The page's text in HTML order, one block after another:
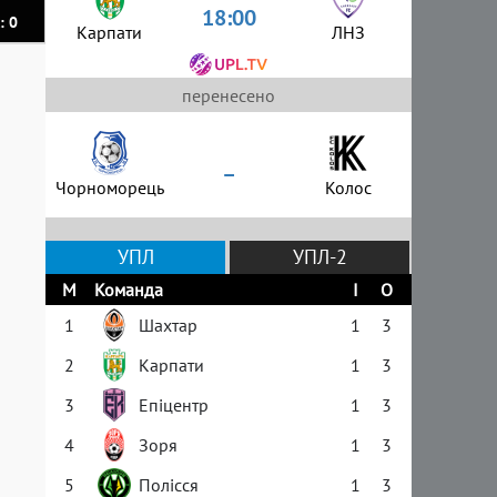
0 Карпати 18:00 ЛНЗ
перенесено
Чорноморець – Колос
УПЛ УПЛ-2
М Команда І
О
1
Шахтар 1
3
2
Карпати 1
3
3
Епіцентр 1
3
4
Зоря 1
3
5
Полісся 1
3